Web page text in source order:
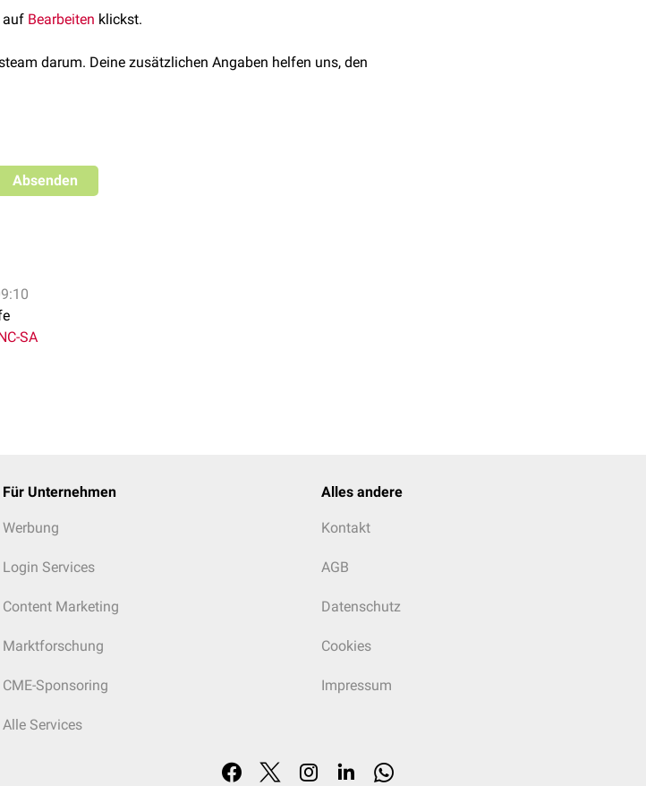
auf Bearbeiten klickst.
darum. Deine zusätzlichen Angaben helfen uns, den
Absenden
SA
Für Unternehmen
Werbung
Login Services
Content Marketing
Marktforschung
CME-Sponsoring
Alle Services
Alles andere
Kontakt
AGB
Datenschutz
Cookies
Impressum